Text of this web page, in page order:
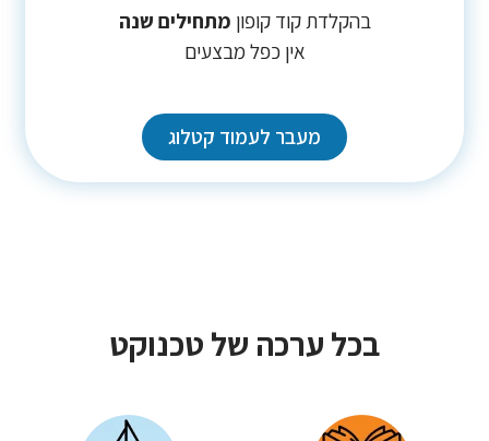
בהקלדת קוד קופון מתחילים שנה
אין כפל מבצעים
מעבר לעמוד קטלוג
בכל ערכה של טכנוקט